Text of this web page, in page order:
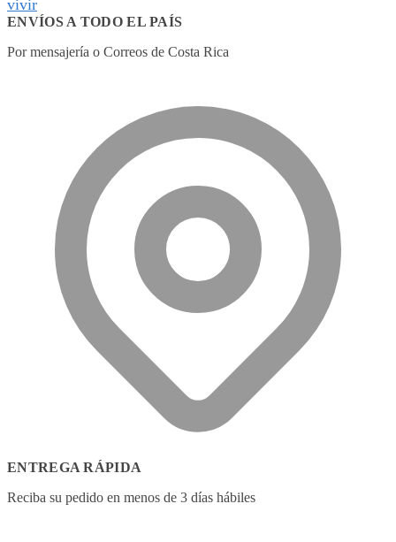
vivir
ENVÍOS A TODO EL PAÍS
Por mensajería o Correos de Costa Rica
ENTREGA RÁPIDA
Reciba su pedido en menos de 3 días hábiles